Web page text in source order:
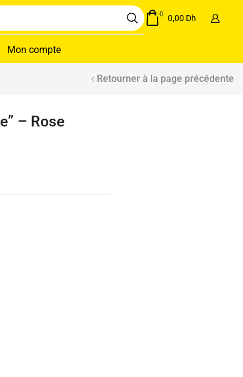
0 0,00 Dh
Mon compte
Retourner à la page précédente
– Rose